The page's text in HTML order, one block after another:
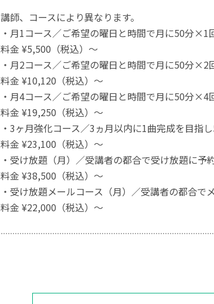
講師、コースにより異なります。
・月1コース／ご希望の曜日と時間で月に50分×1
料金 ¥5,500（税込）～
・月2コース／ご希望の曜日と時間で月に50分×2
料金 ¥10,120（税込）～
・月4コース／ご希望の曜日と時間で月に50分×4
料金 ¥19,250（税込）～
・3ヶ月強化コース／3ヵ月以内に1曲完成を目指
料金 ¥23,100（税込）～
・受け放題（月）／受講者の都合で受け放題に予
料金 ¥38,500（税込）～
・受け放題メールコース（月）／受講者の都合で
料金 ¥22,000（税込）～